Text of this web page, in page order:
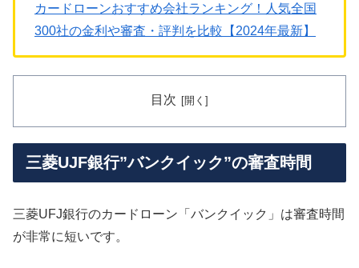
カードローンおすすめ会社ランキング！人気全国
300社の金利や審査・評判を比較【2024年最新】
目次
三菱UJF銀行”バンクイック”の審査時間
三菱UFJ銀行のカードローン「バンクイック」は審査時間
が非常に短いです。